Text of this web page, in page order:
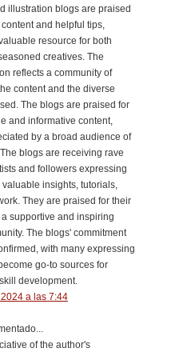
illustration blogs are praised
and helpful tips,
resource for both
creatives. The
reflects a community of
content and the diverse
The blogs are praised for
and informative content,
by a broad audience of
blogs are receiving rave
and followers expressing
insights, tutorials,
They are praised for their
supportive and inspiring
The blogs' commitment
with many expressing
go-to sources for
development.
a las 7:44
of the author's